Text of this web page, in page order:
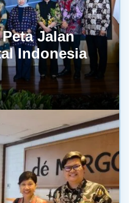
Jalan
Indonesia